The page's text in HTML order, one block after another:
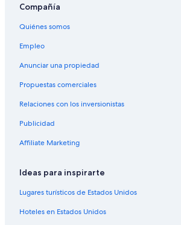
Hoteles en Eastman
Hoteles en Rougemont
Casas de campo en Farnham
Apartamentos en Farnham
Hoteles que aceptan mascotas en Granby
Hoteles en Granby
Compañía
Quiénes somos
Empleo
Anunciar una propiedad
Propuestas comerciales
Relaciones con los inversionistas
Publicidad
Affiliate Marketing
Ideas para inspirarte
Lugares turísticos de Estados Unidos
Hoteles en Estados Unidos